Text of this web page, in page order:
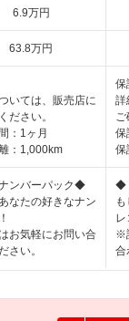
6.9万円
63.8万円
いては、販売店に
ださい。
：1ヶ月
：1,000km
保
詳
ご
保
保
ンバーパック◆
なたの好きなナン
お気軽にお問い合
さい。
◆
レ
※
合